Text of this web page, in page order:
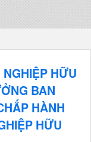
HỮU
BAN
HÀNH
HỮU